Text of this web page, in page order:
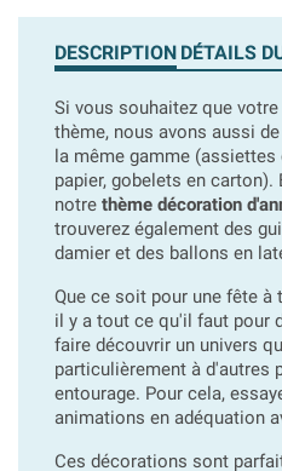
DESCRIPTION DÉTAILS
Si vous souhaitez que
thème, nous avons aussi
la même gamme
papier, gobelets en carton).
notre thème décoration
trouverez également des
damier et des ballons en
Que ce soit pour une fête à
il y a tout ce qu'il faut pour
faire découvrir un univers
particulièrement à d'autres
entourage. Pour cela,
animations en adéquation
Ces décorations sont